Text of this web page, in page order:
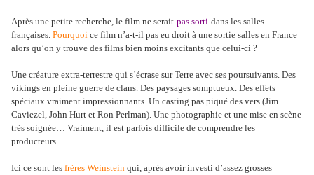
Après une petite recherche, le film ne serait pas sorti dans les salles
françaises. Pourquoi ce film n’a-t-il pas eu droit à une sortie salles en France
alors qu’on y trouve des films bien moins excitants que celui-ci ?
Une créature extra-terrestre qui s’écrase sur Terre avec ses poursuivants. Des
vikings en pleine guerre de clans. Des paysages somptueux. Des effets
spéciaux vraiment impressionnants. Un casting pas piqué des vers (Jim
Caviezel, John Hurt et Ron Perlman). Une photographie et une mise en scène
très soignée… Vraiment, il est parfois difficile de comprendre les
producteurs.
Ici ce sont les frères Weinstein qui, après avoir investi d’assez grosses